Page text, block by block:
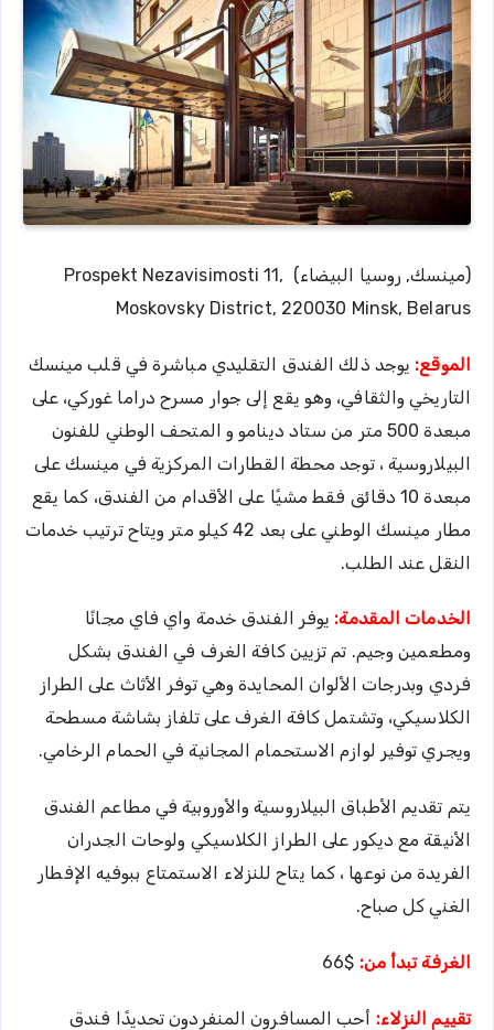
(مينسك, روسيا البيضاء) Prospekt Nezavisimosti 11,
Moskovsky District, 220030 Minsk, Belarus
الموقع: يوجد ذلك الفندق التقليدي مباشرة في قلب مينسك
التاريخي والثقافي، وهو يقع إلى جوار مسرح دراما غوركي، على
مبعدة 500 متر من ستاد دينامو و المتحف الوطني للفنون
البيلاروسية ، توجد محطة القطارات المركزية في مينسك على
مبعدة 10 دقائق فقط مشيًا على الأقدام من الفندق، كما يقع
مطار مينسك الوطني على بعد 42 كيلو متر ويتاح ترتيب خدمات
النقل عند الطلب.
الخدمات المقدمة: يوفر الفندق خدمة واي فاي مجانًا
ومطعمين وجيم. تم تزيين كافة الغرف في الفندق بشكل
فردي وبدرجات الألوان المحايدة وهي توفر الأثاث على الطراز
الكلاسيكي، وتشتمل كافة الغرف على تلفاز بشاشة مسطحة
ويجري توفير لوازم الاستحمام المجانية في الحمام الرخامي.
يتم تقديم الأطباق البيلاروسية والأوروبية في مطاعم الفندق
الأنيقة مع ديكور على الطراز الكلاسيكي ولوحات الجدران
الفريدة من نوعها ، كما يتاح للنزلاء الاستمتاع ببوفيه الإفطار
الغني كل صباح.
الغرفة تبدأ من: $66
تقييم النزلاء: أحب المسافرون المنفردون تحديدًا فندق